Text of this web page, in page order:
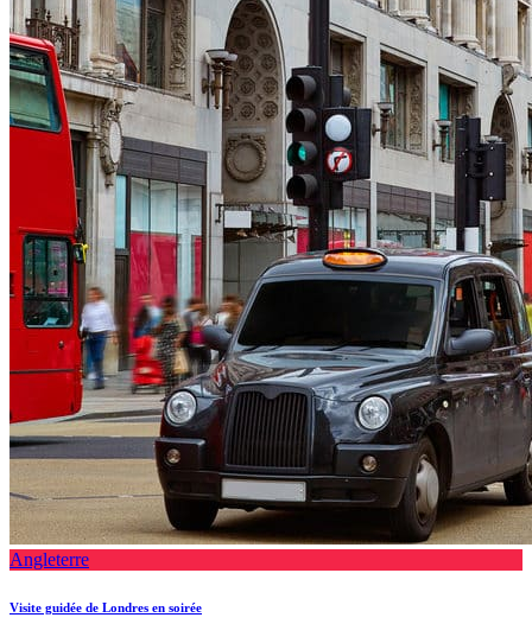
Angleterre
Visite guidée de Londres en soirée